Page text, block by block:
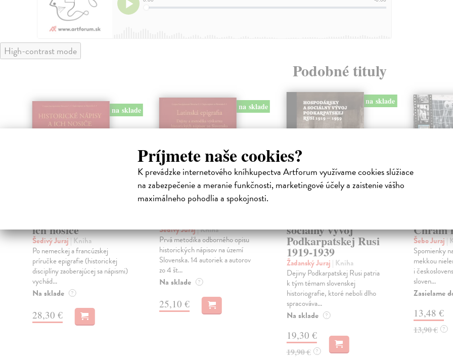
Príjmete naše cookies?
K prevádzke internetového kníhkupectva Artforum využívame cookies slúžiace
na zabezpečenie a meranie funkčnosti, marketingové účely a zaistenie vášho
maximálneho pohodlia a spokojnosti.
High-contrast mode
Podobné tituly
na sklade
ich nosiče
Šedivý Juraj| Kniha
Po nemeckej a francúzskej
príručke epigrafie (historickej
disciplíny zaoberajúcej sa nápismi)
vychád...
Na sklade ?
28,30 €
na sklade
Šedivý Juraj| Kniha
Prvá metodika odborného opisu
historických nápisov na území
Slovenska. 14 autoriek a autorov
zo 4 št...
Na sklade ?
25,10 €
na sklade
sociálny vývoj
Podkarpatskej Rusi
1919-1939
Žadanský Juraj | Kniha
Dejiny Podkarpatskej Rusi patria
k tým témam slovenskej
historiografie, ktoré neboli dlho
spracováva...
Na sklade ?
19,30 €
19,90 € ?
Chrám
Šebo Juraj|
Spomienky
mekkou
i
sloven...
Zasielame
13,48 €
13,90 € ?